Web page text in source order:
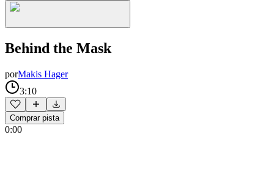
Behind the Mask
porMakis Hager
3:10
Comprar pista
0:00